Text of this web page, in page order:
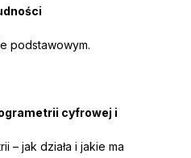
podstawowym.
cyfrowej i
– jak działa i jakie ma